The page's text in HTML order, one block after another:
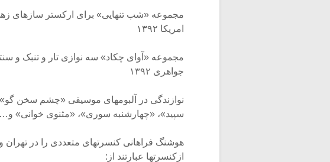
مجموعه «شب تنهایی» برای ارکستر سازهای
امریکا ۱۳۹۲
مجموعه «آوای چکاد» سه نوازی تار و تنبک و
جواهری ۱۳۹۲
نوازندگی در آلبومهای موسیقی «چشم سخن
سپید»، «چهارشنبه سوری»، «مثنوی خوانی» و…
هوشنگ فراهانی کنسرتهای متعددی را در تهران
ازکنسرتها عبارتند از: